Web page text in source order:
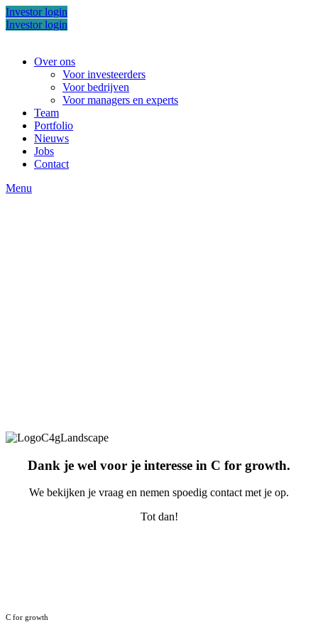
Investor login
Investor login
Over ons
Voor investeerders
Voor bedrijven
Voor managers en experts
Team
Portfolio
Nieuws
Jobs
Contact
Menu
Dank je wel voor je interesse in C for growth.
We bekijken je vraag en nemen spoedig contact met je op.
Tot dan!
C for growth